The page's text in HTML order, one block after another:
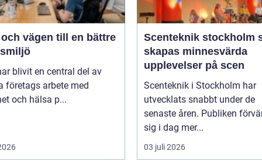
vägen till en bättre
blivit en central del av
företags arbete med
och hälsa p...
Scenteknik stockholm så
skapas minnesvärda
upplevelser på scen
Scenteknik i Stockholm har
utvecklats snabbt under de
senaste åren. Publiken
sig i dag mer...
03 juli 2026